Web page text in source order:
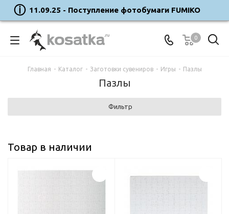
11.09.25 - Поступление фотобумаги FUMIKO
0
Главная - Каталог - Заготовки сувениров - Игры - Пазлы
Пазлы
Фильтр
Товар в наличии